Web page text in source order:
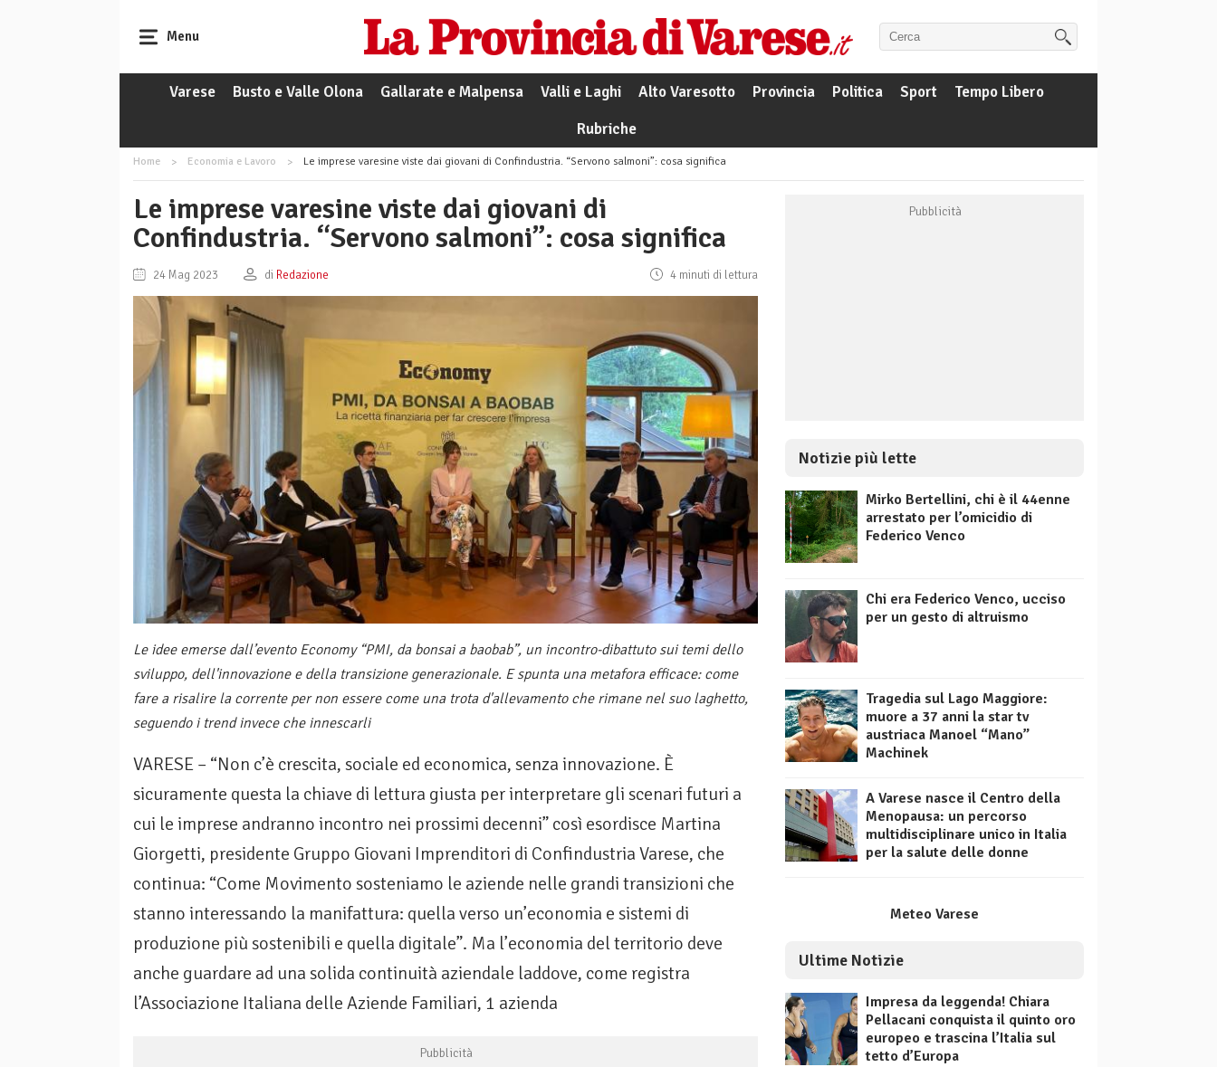
Menu
Varese Busto e Valle Olona Gallarate e Malpensa Valli e Laghi Alto Varesotto Provincia Politica Sport
Tempo Libero
Rubriche
Home Economia e Lavoro Le imprese varesine viste dai giovani di Confindustria. “Servono salmoni”: cosa significa
Le imprese varesine viste dai giovani di
Confindustria. “Servono salmoni”: cosa significa
24 Mag 2023 di Redazione 4 minuti di lettura
Le idee emerse dall’evento Economy “PMI, da bonsai a baobab”, un incontro-dibattuto sui temi dello
sviluppo, dell'innovazione e della transizione generazionale. E spunta una metafora efficace: come
fare a risalire la corrente per non essere come una trota d'allevamento che rimane nel suo laghetto,
seguendo i trend invece che innescarli
VARESE – “Non c’è crescita, sociale ed economica, senza innovazione. È
sicuramente questa la chiave di lettura giusta per interpretare gli scenari futuri a
cui le imprese andranno incontro nei prossimi decenni” così esordisce Martina
Giorgetti, presidente Gruppo Giovani Imprenditori di Confindustria Varese, che
continua: “Come Movimento sosteniamo le aziende nelle grandi transizioni che
stanno interessando la manifattura: quella verso un’economia e sistemi di
produzione più sostenibili e quella digitale”. Ma l’economia del territorio deve
anche guardare ad una solida continuità aziendale laddove, come registra
l’Associazione Italiana delle Aziende Familiari, 1 azienda
Notizie più lette
Mirko Bertellini, chi è il 44enne
arrestato per l’omicidio di
Federico Venco
Chi era Federico Venco, ucciso
per un gesto di altruismo
Tragedia sul Lago Maggiore:
muore a 37 anni la star tv
austriaca Manoel “Mano”
Machinek
A Varese nasce il Centro della
Menopausa: un percorso
multidisciplinare unico in Italia
per la salute delle donne
Meteo Varese
Ultime Notizie
Impresa da leggenda! Chiara
Pellacani conquista il quinto oro
europeo e trascina l’Italia sul
tetto d’Europa